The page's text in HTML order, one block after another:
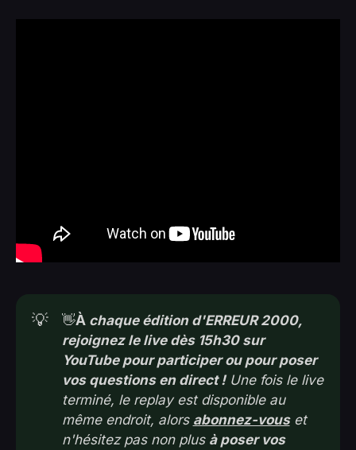
💡 👋À chaque édition d'ERREUR 2000,
rejoignez le live dès 15h30 sur
YouTube pour participer ou pour poser
vos questions en direct ! Une fois le live
terminé, le replay est disponible au
même endroit, alors abonnez-vous et
n'hésitez pas non plus à poser vos